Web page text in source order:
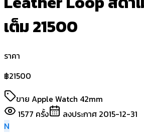
เต็ม 21500
ราคา
฿21500
ขาย Apple Watch 42mm
1577 ครั้ง ลงประกาศ 2015-12-31
N